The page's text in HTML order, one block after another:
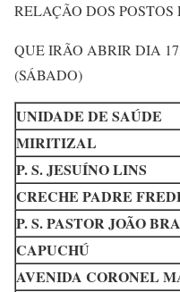
RELAÇÃO DOS
QUE IRÃO ABRIR DIA
(SÁBADO)
UNIDADE DE SAÚDE
MIRITIZAL
P. S. JESUÍNO LINS
CRECHE PADRE
P. S. PASTOR JOÃO
CAPUCHÚ
AVENIDA CORONEL